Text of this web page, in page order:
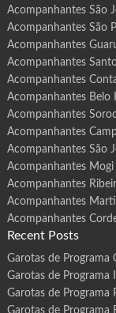
Acompanhantes São
Acompanhantes São
Acompanhantes
Acompanhantes
Acompanhantes
Acompanhantes Belo
Acompanhantes
Acompanhantes
Acompanhantes São
Acompanhantes Mogi
Acompanhantes
Acompanhantes
Acompanhantes
Recent Posts
Garotas de Programa
Garotas de Programa
Garotas de Programa